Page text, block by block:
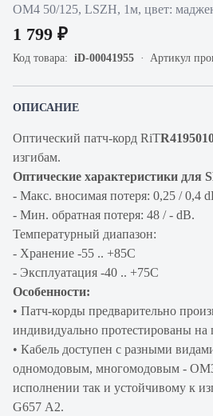
OM4 50/125, LSZH, 1м, цвет:
1 799 ₽
Код товара: iD-00041955 Артикул
ОПИСАНИЕ
Оптический патч-корд RiT
изгибам.
Оптические характеристики для
- Макс. вносимая потеря: 0,25 / 0,4
- Мин. обратная потеря: 48 / - dB.
Температурный диапазон:
- Хранение -55 .. +85С
- Эксплуатация -40 .. +75C
Особенности:
• Патч-корды предварительно
индивидуально протестированы на
• Кабель доступен с разными
одномодовым, многомодовым -
исполнении так и устойчивому к
G657 A2.